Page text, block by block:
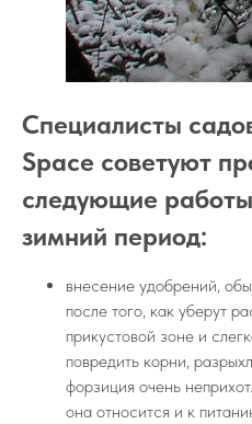
Специалисты
Space советуют
следующие
зимний период:
внесение удобрений,
после того, как уберут
прикустовой зоне и
повредить корни,
форзиция очень
она относится и к